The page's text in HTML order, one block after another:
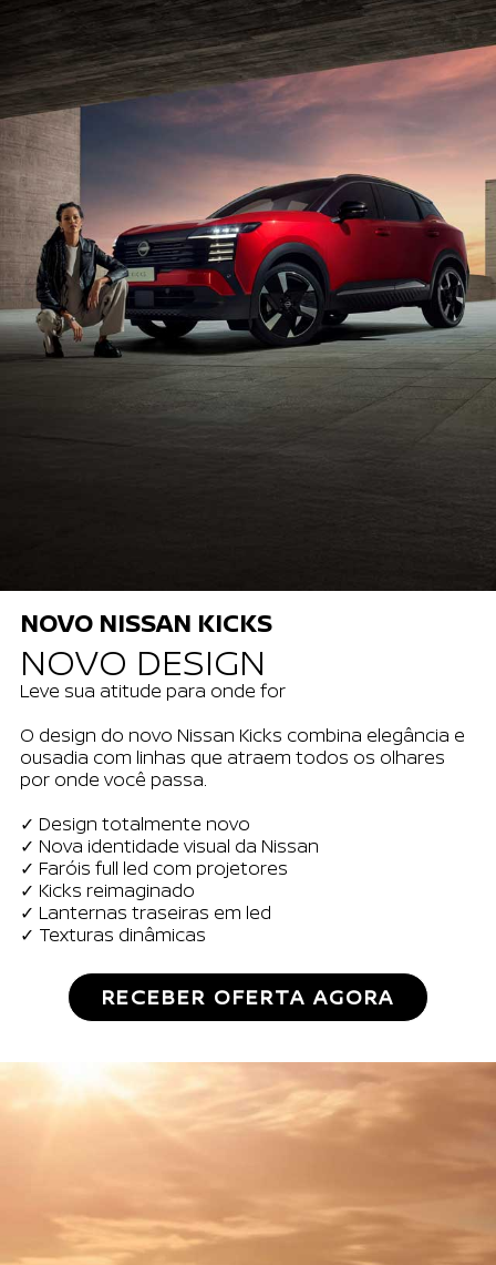
NOVO NISSAN KICKS
NOVO DESIGN
Leve sua atitude para onde for
O design do novo Nissan Kicks combina elegância e
ousadia com linhas que atraem todos os olhares
por onde você passa.
✓ Design totalmente novo
✓ Nova identidade visual da Nissan
✓ Faróis full led com projetores
✓ Kicks reimaginado
✓ Lanternas traseiras em led
✓ Texturas dinâmicas
RECEBER OFERTA AGORA